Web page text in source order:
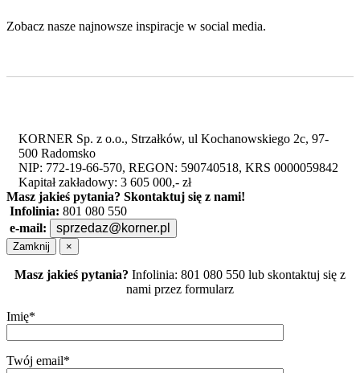
Zobacz nasze najnowsze inspiracje w social media.
KORNER Sp. z o.o., Strzałków, ul Kochanowskiego 2c, 97-
500 Radomsko
NIP: 772-19-66-570, REGON: 590740518, KRS 0000059842
Kapitał zakładowy: 3 605 000,- zł
Masz jakieś pytania? Skontaktuj się z nami!
Infolinia: 801 080 550
e-mail:
sprzedaz@korner.pl
Zamknij ×
Masz jakieś pytania? Infolinia: 801 080 550 lub skontaktuj się z
nami przez formularz
Imię*
Twój email*